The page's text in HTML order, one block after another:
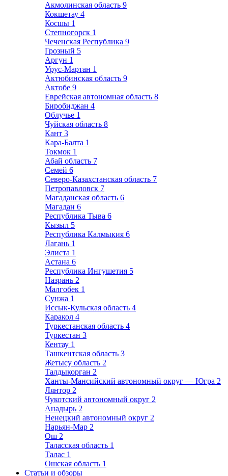
Акмолинская область 9
Кокшетау 4
Косшы 1
Степногорск 1
Чеченская Республика 9
Грозный 5
Аргун 1
Урус-Мартан 1
Актюбинская область 9
Актобе 9
Еврейская автономная область 8
Биробиджан 4
Облучье 1
Чуйская область 8
Кант 3
Кара-Балта 1
Токмок 1
Абай область 7
Семей 6
Северо-Казахстанская область 7
Петропавловск 7
Магаданская область 6
Магадан 6
Республика Тыва 6
Кызыл 5
Республика Калмыкия 6
Лагань 1
Элиста 1
Астана 6
Республика Ингушетия 5
Назрань 2
Малгобек 1
Сунжа 1
Иссык-Кульская область 4
Каракол 4
Туркестанская область 4
Туркестан 3
Кентау 1
Ташкентская область 3
Жетысу область 2
Талдыкорган 2
Ханты-Мансийский автономный округ — Югра 2
Лянтор 2
Чукотский автономный округ 2
Анадырь 2
Ненецкий автономный округ 2
Нарьян-Мар 2
Ош 2
Таласская область 1
Талас 1
Ошская область 1
Статьи и обзоры